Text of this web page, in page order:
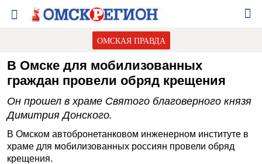
ОМСКАЯ ПРАВДА
В Омске для мобилизованных
граждан провели обряд крещения
Он прошел в храме Святого благоверного князя
Димитрия Донского.
В Омском автобронетанковом инженерном институте в
храме для мобилизованных россиян провели обряд
крещения.